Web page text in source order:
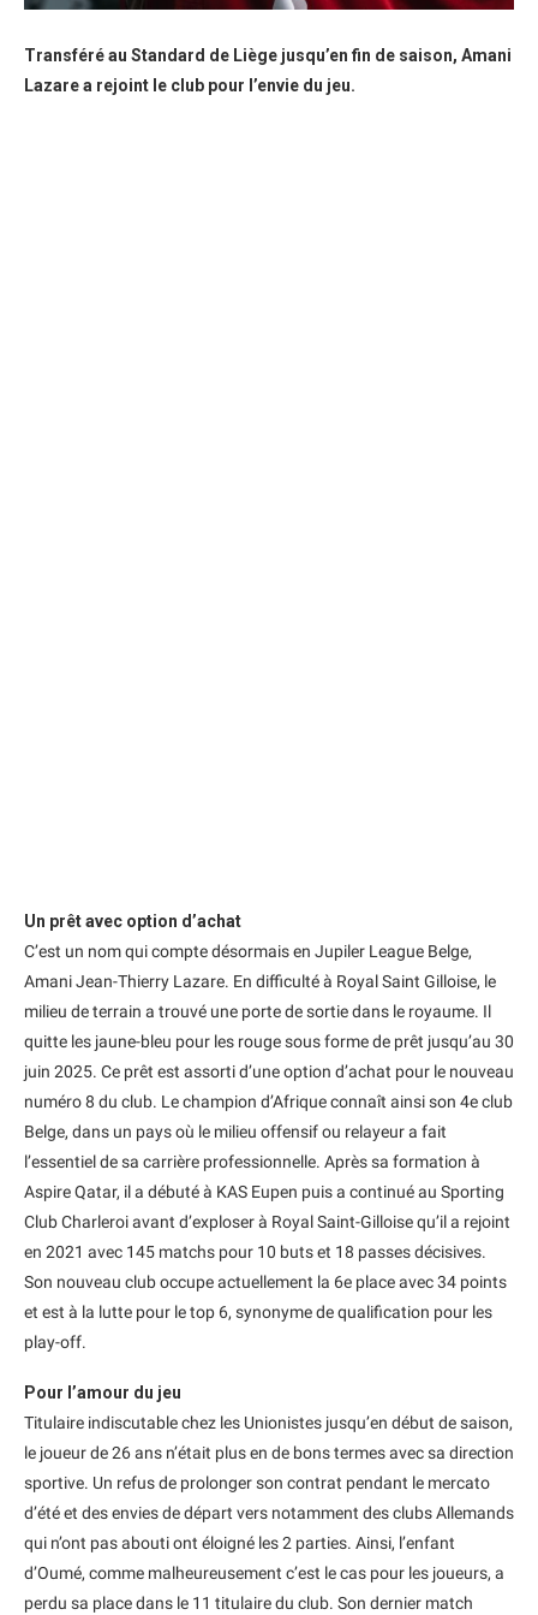
Transféré au Standard de Liège jusqu’en fin de saison, Amani
Lazare a rejoint le club pour l’envie du jeu.
Un prêt avec option d’achat
C’est un nom qui compte désormais en Jupiler League Belge,
Amani Jean-Thierry Lazare. En difficulté à Royal Saint Gilloise, le
milieu de terrain a trouvé une porte de sortie dans le royaume. Il
quitte les jaune-bleu pour les rouge sous forme de prêt jusqu’au 30
juin 2025. Ce prêt est assorti d’une option d’achat pour le nouveau
numéro 8 du club. Le champion d’Afrique connaît ainsi son 4e club
Belge, dans un pays où le milieu offensif ou relayeur a fait
l’essentiel de sa carrière professionnelle. Après sa formation à
Aspire Qatar, il a débuté à KAS Eupen puis a continué au Sporting
Club Charleroi avant d’exploser à Royal Saint-Gilloise qu’il a rejoint
en 2021 avec 145 matchs pour 10 buts et 18 passes décisives.
Son nouveau club occupe actuellement la 6e place avec 34 points
et est à la lutte pour le top 6, synonyme de qualification pour les
play-off.
Pour l’amour du jeu
Titulaire indiscutable chez les Unionistes jusqu’en début de saison,
le joueur de 26 ans n’était plus en de bons termes avec sa direction
sportive. Un refus de prolonger son contrat pendant le mercato
d’été et des envies de départ vers notamment des clubs Allemands
qui n’ont pas abouti ont éloigné les 2 parties. Ainsi, l’enfant
d’Oumé, comme malheureusement c’est le cas pour les joueurs, a
perdu sa place dans le 11 titulaire du club. Son dernier match